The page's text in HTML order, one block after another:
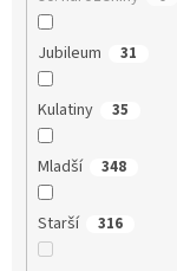
Jubileum 31
Kulatiny 35
Mladší 348
Starší 316